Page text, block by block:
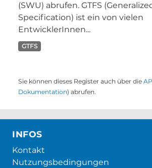
(SWU) abrufen. GTFS
Specification) ist ein von vielen
EntwicklerInnen...
GTFS
Sie können dieses Register auch über die
Dokumentation) abrufen.
INFOS
Kontakt
Nutzungsbedingungen